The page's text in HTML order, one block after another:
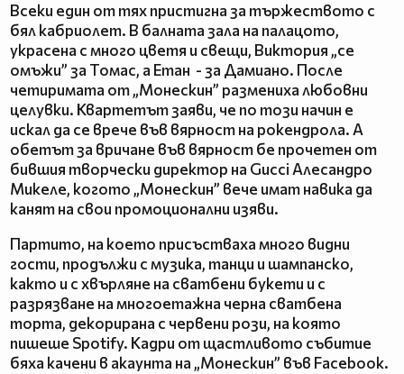
Всеки един от тях пристигна за тържеството с
бял кабриолет. В балната зала на палацото,
украсена с много цветя и свещи, Виктория „се
омъжи” за Томас, а Етан - за Дамиано. После
четиримата от „Монескин” размениха любовни
целувки. Квартетът заяви, че по този начин е
искал да се врече във вярност на рокендрола. А
обетът за вричане във вярност бе прочетен от
бившия творчески директор на Gucci Алесандро
Микеле, когото „Монескин” вече имат навика да
канят на свои промоционални изяви.
Партито, на което присъстваха много видни
гости, продължи с музика, танци и шампанско,
както и с хвърляне на сватбени букети и с
разрязване на многоетажна черна сватбена
торта, декорирана с червени рози, на която
пишеше Spotify. Кадри от щастливото събитие
бяха качени в акаунта на „Монескин” във Facebook.